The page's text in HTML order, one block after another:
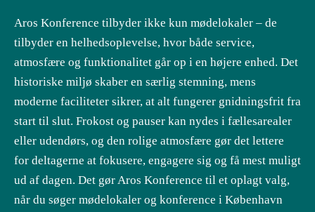
Aros Konference tilbyder ikke kun mødelokaler – de
tilbyder en helhedsoplevelse, hvor både service,
atmosfære og funktionalitet går op i en højere enhed. Det
historiske miljø skaber en særlig stemning, mens
moderne faciliteter sikrer, at alt fungerer gnidningsfrit fra
start til slut. Frokost og pauser kan nydes i fællesarealer
eller udendørs, og den rolige atmosfære gør det lettere
for deltagerne at fokusere, engagere sig og få mest muligt
ud af dagen. Det gør Aros Konference til et oplagt valg,
når du søger mødelokaler og konference i København